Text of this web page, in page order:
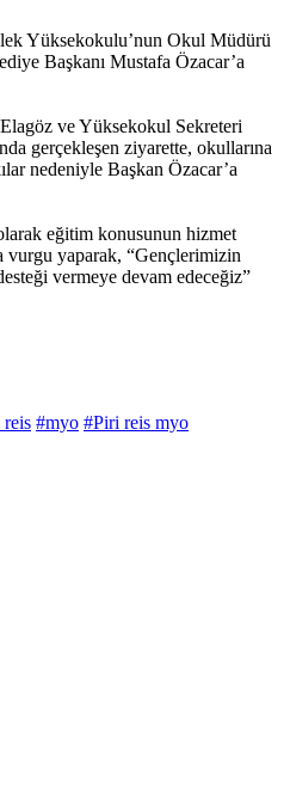
Yüksekokulu’nun Okul Müdürü
Başkanı Mustafa Özacar’a
ve Yüksekokul Sekreteri
gerçekleşen ziyarette, okullarına
nedeniyle Başkan Özacar’a
eğitim konusunun hizmet
vurgu yaparak, “Gençlerimizin
vermeye devam edeceğiz”
#myo #Piri reis myo